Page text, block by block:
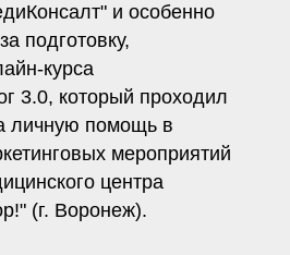
и особенно
подготовку,
курса
3.0, который проходил
личную помощь в
мероприятий
центра
(г. Воронеж).